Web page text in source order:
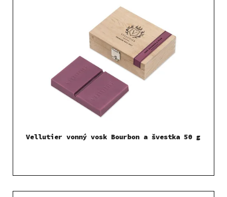
Vellutier vonný vosk Bourbon a švestka 50 g